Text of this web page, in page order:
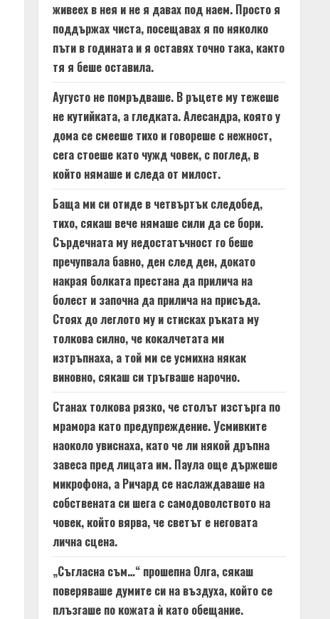
живеех в нея и не я давах под наем. Просто я
поддържах чиста, посещавах я по няколко
пъти в годината и я оставях точно така, както
тя я беше оставила.
Аугусто не помръдваше. В ръцете му тежеше
не кутийката, а гледката. Алесандра, която у
дома се смееше тихо и говореше с нежност,
сега стоеше като чужд човек, с поглед, в
който нямаше и следа от милост.
Баща ми си отиде в четвъртък следобед,
тихо, сякаш вече нямаше сили да се бори.
Сърдечната му недостатъчност го беше
пречупвала бавно, ден след ден, докато
накрая болката престана да прилича на
болест и започна да прилича на присъда.
Стоях до леглото му и стисках ръката му
толкова силно, че кокалчетата ми
изтръпнаха, а той ми се усмихна някак
виновно, сякаш си тръгваше нарочно.
Станах толкова рязко, че столът изстърга по
мрамора като предупреждение. Усмивките
наоколо увиснаха, като че ли някой дръпна
завеса пред лицата им. Паула още държеше
микрофона, а Ричард се наслаждаваше на
собствената си шега с самодоволството на
човек, който вярва, че светът е неговата
лична сцена.
„Съгласна съм…“ прошепна Олга, сякаш
поверяваше думите си на въздуха, който се
плъзгаше по кожата ѝ като обещание.